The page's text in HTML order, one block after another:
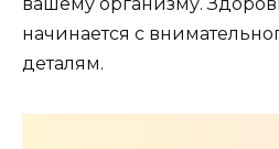
начинается с
деталям.